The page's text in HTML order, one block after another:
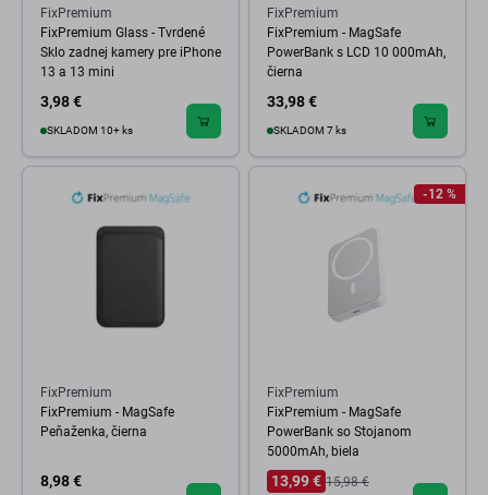
FixPremium
FixPremium Glass - Tvrdené
Sklo zadnej kamery pre iPhone
13 a 13 mini
3,98 €
SKLADOM 10+ ks
FixPremium
FixPremium - MagSafe
PowerBank s LCD 10 000mAh,
čierna
33,98 €
SKLADOM 7 ks
FixPremium
FixPremium - MagSafe
Peňaženka, čierna
8,98 €
-12 %
FixPremium
FixPremium - MagSafe
PowerBank so Stojanom
5000mAh, biela
13,99 € 15,98 €